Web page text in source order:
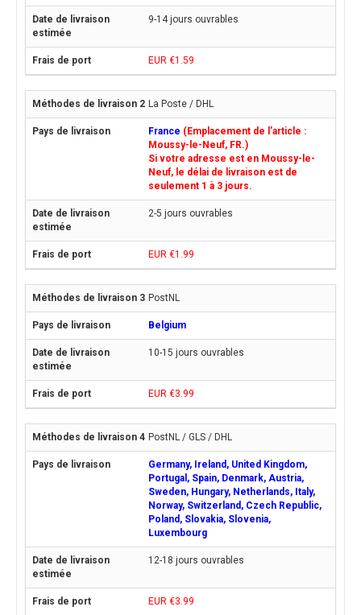
9-14 jours ouvrables
EUR €1.59
La Poste / DHL
France (Emplacement de l'article :
Moussy-le-Neuf, FR.)
Si votre adresse est en Moussy-le-
Neuf, le délai de livraison est de
seulement 1 à 3 jours.
2-5 jours ouvrables
EUR €1.99
PostNL
Belgium
10-15 jours ouvrables
EUR €3.99
PostNL / GLS / DHL
Germany, Ireland, United Kingdom,
Portugal, Spain, Denmark, Austria,
Sweden, Hungary, Netherlands, Italy,
Norway, Switzerland, Czech Republic,
Poland, Slovakia, Slovenia,
Luxembourg
12-18 jours ouvrables
EUR €3.99